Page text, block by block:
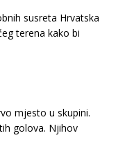
susreta Hrvatska
terena kako bi
mjesto u skupini.
golova. Njihov